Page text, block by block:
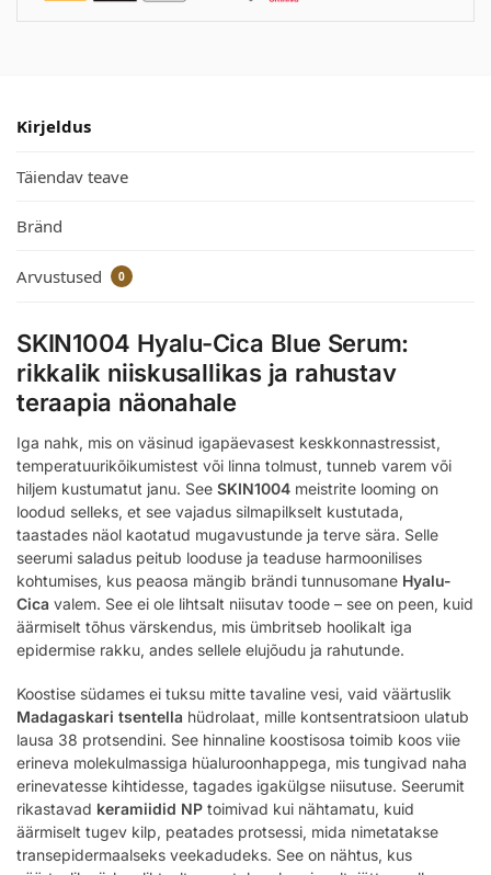
Kirjeldus
Täiendav teave
Bränd
Arvustused 0
SKIN1004 Hyalu-Cica Blue Serum:
rikkalik niiskusallikas ja rahustav
teraapia näonahale
Iga nahk, mis on väsinud igapäevasest keskkonnastressist,
temperatuurikõikumistest või linna tolmust, tunneb varem või
hiljem kustumatut janu. See SKIN1004 meistrite looming on
loodud selleks, et see vajadus silmapilkselt kustutada,
taastades näol kaotatud mugavustunde ja terve sära. Selle
seerumi saladus peitub looduse ja teaduse harmoonilises
kohtumises, kus peaosa mängib brändi tunnusomane Hyalu-
Cica valem. See ei ole lihtsalt niisutav toode – see on peen, kuid
äärmiselt tõhus värskendus, mis ümbritseb hoolikalt iga
epidermise rakku, andes sellele elujõudu ja rahutunde.
Koostise südames ei tuksu mitte tavaline vesi, vaid väärtuslik
Madagaskari tsentella hüdrolaat, mille kontsentratsioon ulatub
lausa 38 protsendini. See hinnaline koostisosa toimib koos viie
erineva molekulmassiga hüaluroonhappega, mis tungivad naha
erinevatesse kihtidesse, tagades igakülgse niisutuse. Seerumit
rikastavad keramiidid NP toimivad kui nähtamatu, kuid
äärmiselt tugev kilp, peatades protsessi, mida nimetatakse
transepidermaalseks veekadudeks. See on nähtus, kus